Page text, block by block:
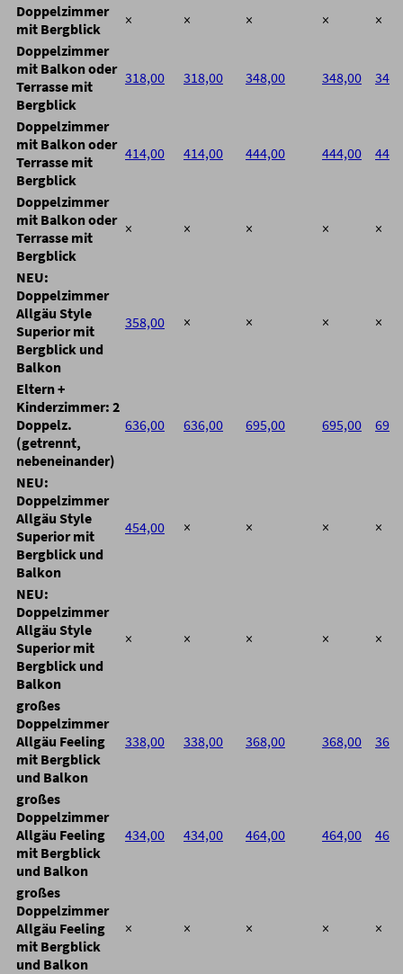
Doppelzimmer
mit Bergblick
× × × ×
×
Doppelzimmer
mit Balkon oder
Terrasse mit
Bergblick
318,00 318,00 348,00 348,00
Doppelzimmer
mit Balkon oder
Terrasse mit
Bergblick
414,00 414,00 444,00 444,00
Doppelzimmer
mit Balkon oder
Terrasse mit
Bergblick
× × × × ×
NEU:
Doppelzimmer
Allgäu Style
Superior mit
Bergblick und
Balkon
358,00 × × × ×
Eltern +
Kinderzimmer: 2
Doppelz.
(getrennt,
nebeneinander)
636,00 636,00 695,00 695,00
NEU:
Doppelzimmer
Allgäu Style
Superior mit
Bergblick und
Balkon
454,00 × × × ×
NEU:
Doppelzimmer
Allgäu Style
Superior mit
Bergblick und
Balkon
× × × × ×
großes
Doppelzimmer
Allgäu Feeling
mit Bergblick
und Balkon
338,00 338,00 368,00 368,00
großes
Doppelzimmer
Allgäu Feeling
mit Bergblick
und Balkon
434,00 434,00 464,00 464,00
großes
Doppelzimmer
Allgäu Feeling
mit Bergblick
und Balkon
× × × × ×